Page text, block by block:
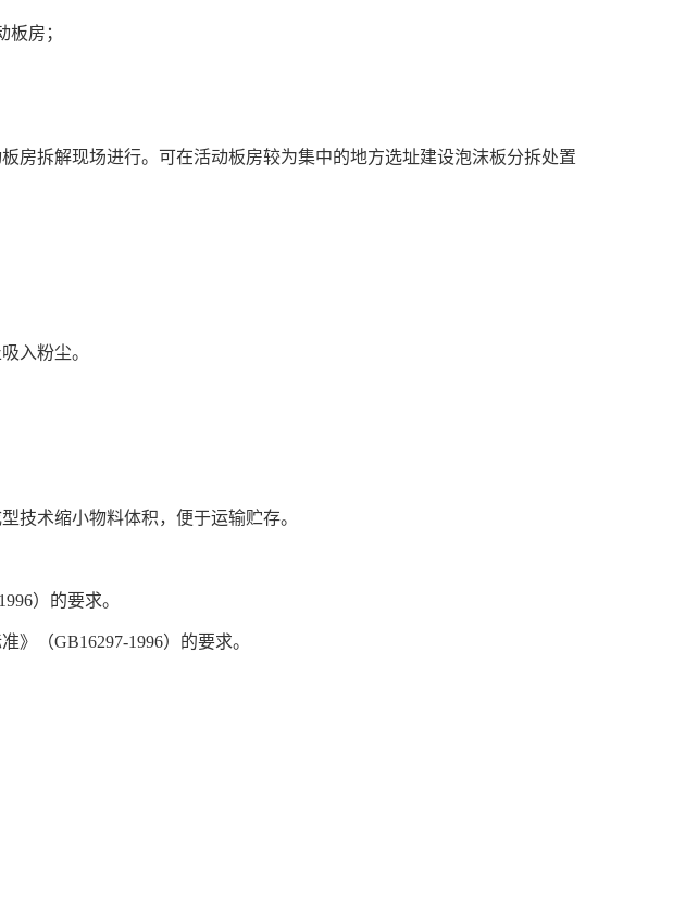
房；
房拆解现场进行。可在活动板房较为集中的地方选址建设泡沫板分拆处置
入粉尘。
技术缩小物料体积，便于运输贮存。
）的要求。
（GB16297-1996）的要求。